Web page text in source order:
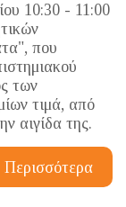
10:30 - 11:00
που
των
τιμά, από
αιγίδα της.
Περισσότερα